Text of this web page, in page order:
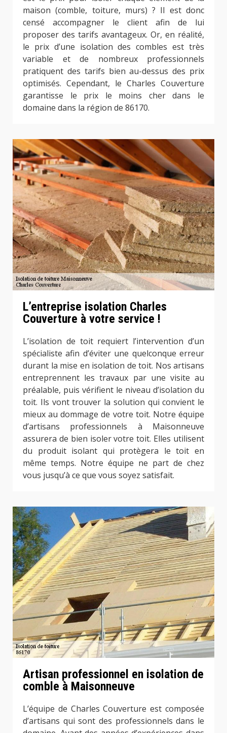
maison (comble, toiture, murs) ? Il est donc
censé accompagner le client afin de lui
proposer des tarifs avantageux. Or, en réalité,
le prix d’une isolation des combles est très
variable et de nombreux professionnels
pratiquent des tarifs bien au-dessus des prix
optimisés. Cependant, le Charles Couverture
garantisse le prix le moins cher dans le
domaine dans la région de 86170.
L’entreprise isolation Charles
Couverture à votre service !
L’isolation de toit requiert l’intervention d’un
spécialiste afin d’éviter une quelconque erreur
durant la mise en isolation de toit. Nos artisans
entreprennent les travaux par une visite au
préalable, puis vérifient le niveau d’isolation du
toit. Ils vont trouver la solution qui convient le
mieux au dommage de votre toit. Notre équipe
d’artisans professionnels à Maisonneuve
assurera de bien isoler votre toit. Elles utilisent
du produit isolant qui protègera le toit en
même temps. Notre équipe ne part de chez
vous jusqu’à ce que vous soyez satisfait.
Artisan professionnel en isolation de
comble à Maisonneuve
L’équipe de Charles Couverture est composée
d’artisans qui sont des professionnels dans le